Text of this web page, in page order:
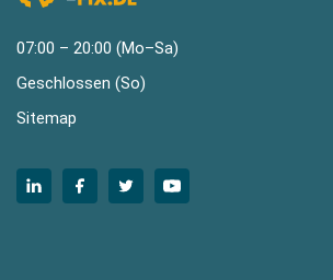
07:00 – 20:00 (Mo–Sa)
Geschlossen (So)
Sitemap